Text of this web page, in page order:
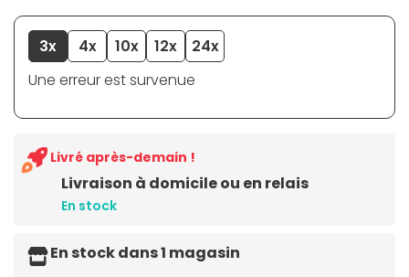
3x 4x 10x 12x
24x
Une erreur est survenue
Livraison à domicile ou en relais
En stock
Livré après-demain !
En stock dans 1 magasin